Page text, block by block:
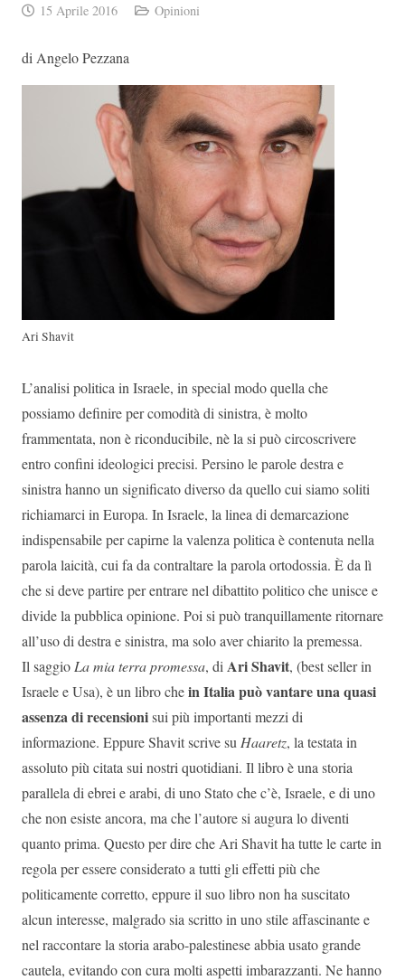
15 Aprile 2016 Opinioni
di Angelo Pezzana
Ari Shavit
L’analisi politica in Israele, in special modo quella che
possiamo definire per comodità di sinistra, è molto
frammentata, non è riconducibile, nè la si può circoscrivere
entro confini ideologici precisi. Persino le parole destra e
sinistra hanno un significato diverso da quello cui siamo soliti
richiamarci in Europa. In Israele, la linea di demarcazione
indispensabile per capirne la valenza politica è contenuta nella
parola laicità, cui fa da contraltare la parola ortodossia. È da lì
che si deve partire per entrare nel dibattito politico che unisce e
divide la pubblica opinione. Poi si può tranquillamente ritornare
all’uso di destra e sinistra, ma solo aver chiarito la premessa.
Il saggio La mia terra promessa, di Ari Shavit, (best seller in
Israele e Usa), è un libro chein Italia può vantare una quasi
assenza di recensionisui più importanti mezzi di
informazione. Eppure Shavit scrive su Haaretz, la testata in
assoluto più citata sui nostri quotidiani. Il libro è una storia
parallela di ebrei e arabi, di uno Stato che c’è, Israele, e di uno
che non esiste ancora, ma che l’autore si augura lo diventi
quanto prima. Questo per dire che Ari Shavit ha tutte le carte in
regola per essere considerato a tutti gli effetti più che
politicamente corretto, eppure il suo libro non ha suscitato
alcun interesse, malgrado sia scritto in uno stile affascinante e
nel raccontare la storia arabo-palestinese abbia usato grande
cautela, evitando con cura molti aspetti imbarazzanti. Ne hanno